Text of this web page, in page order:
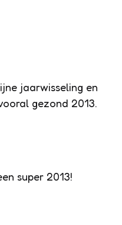
jaarwisseling en
gezond 2013.
super 2013!